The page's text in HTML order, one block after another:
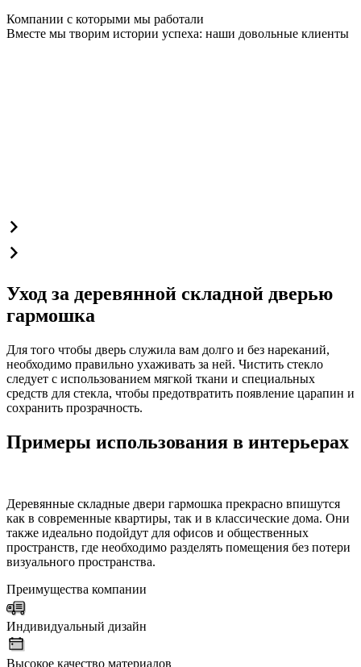
Компании с которыми мы работали
Вместе мы творим истории успеха: наши довольные клиенты
Уход за деревянной складной дверью
гармошка
Для того чтобы дверь служила вам долго и без нареканий,
необходимо правильно ухаживать за ней. Чистить стекло
следует с использованием мягкой ткани и специальных
средств для стекла, чтобы предотвратить появление царапин и
сохранить прозрачность.
Примеры использования в интерьерах
Деревянные складные двери гармошка прекрасно впишутся
как в современные квартиры, так и в классические дома. Они
также идеально подойдут для офисов и общественных
пространств, где необходимо разделять помещения без потери
визуального пространства.
Преимущества компании
Индивидуальный дизайн
Высокое качество материалов